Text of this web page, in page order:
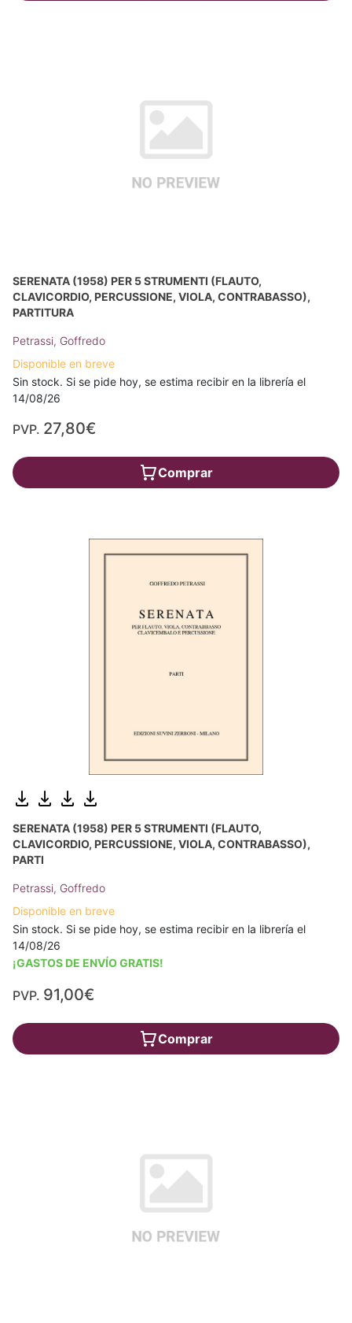
SERENATA (1958) PER 5 STRUMENTI (FLAUTO,
CLAVICORDIO, PERCUSSIONE, VIOLA, CONTRABASSO),
PARTITURA
Petrassi, Goffredo
Disponible en breve
Sin stock. Si se pide hoy, se estima recibir en la librería el
14/08/26
PVP. 27,80€
Comprar
SERENATA (1958) PER 5 STRUMENTI (FLAUTO,
CLAVICORDIO, PERCUSSIONE, VIOLA, CONTRABASSO),
PARTI
Petrassi, Goffredo
Disponible en breve
Sin stock. Si se pide hoy, se estima recibir en la librería el
14/08/26
¡GASTOS DE ENVÍO GRATIS!
PVP. 91,00€
Comprar